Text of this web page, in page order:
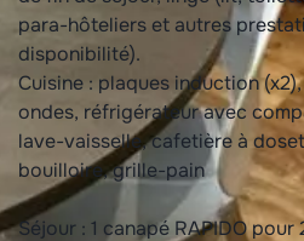
para-hôteliers et autres
disponibilité).
Cuisine : plaques induction
ondes, réfrigérateur avec
lave-vaisselle, cafetière à
bouilloire, grille-pain
Séjour : 1 canapé RAPIDO pour